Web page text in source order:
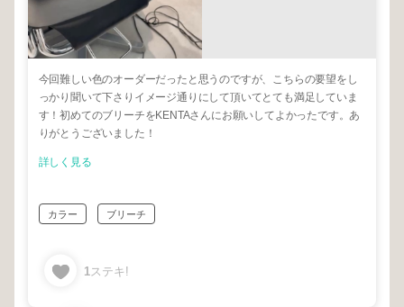
今回難しい色のオーダーだったと思うのですが、こちらの要望をし
っかり聞いて下さりイメージ通りにして頂いてとても満足していま
す！初めてのブリーチをKENTAさんにお願いしてよかったです。あ
りがとうございました！
詳しく見る
カラー ブリーチ
1ステキ!